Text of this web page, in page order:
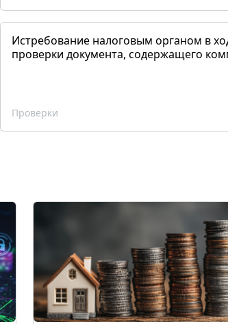
Истребование налоговым органом в
проверки документа, содержащего
Проверки